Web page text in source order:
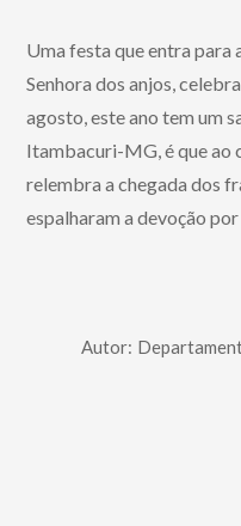
Uma festa que entra para
Senhora dos anjos,
agosto, este ano tem um
Itambacuri-MG, é que ao
relembra a chegada dos
espalharam a devoção
Autor: